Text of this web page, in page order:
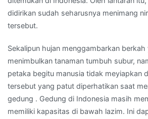
didirikan sudah seharusnya menimang
tersebut.
Sekalipun hujan menggambarkan
menimbulkan tanaman tumbuh subur,
petaka begitu manusia tidak meyiapkan
tersebut yang patut diperhatikan saat
gedung . Gedung di Indonesia masih
memiliki kapasitas di bawah lazim. Ini